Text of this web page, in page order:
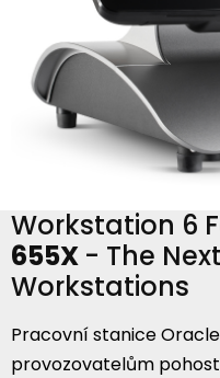
Workstation 6
655X - The
Workstations
Pracovní stanice Oracle
provozovatelům